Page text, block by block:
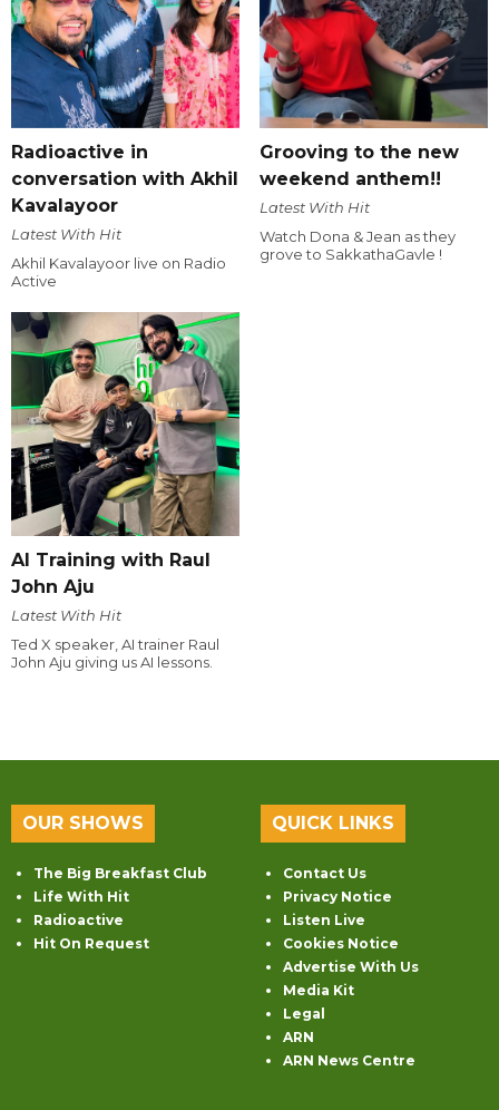
Radioactive in
conversation with Akhil
Kavalayoor
Latest With Hit
Akhil Kavalayoor live on Radio
Active
Grooving to the new
weekend anthem!!
Latest With Hit
Watch Dona & Jean as they
grove to SakkathaGavle !
AI Training with Raul
John Aju
Latest With Hit
Ted X speaker, AI trainer Raul
John Aju giving us AI lessons.
OUR SHOWS
The Big Breakfast Club
Life With Hit
Radioactive
Hit On Request
QUICK LINKS
Contact Us
Privacy Notice
Listen Live
Cookies Notice
Advertise With Us
Media Kit
Legal
ARN
ARN News Centre